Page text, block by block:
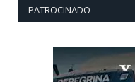
PATROCINADO